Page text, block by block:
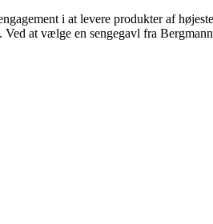
i at levere produkter af
at vælge en sengegavl fra